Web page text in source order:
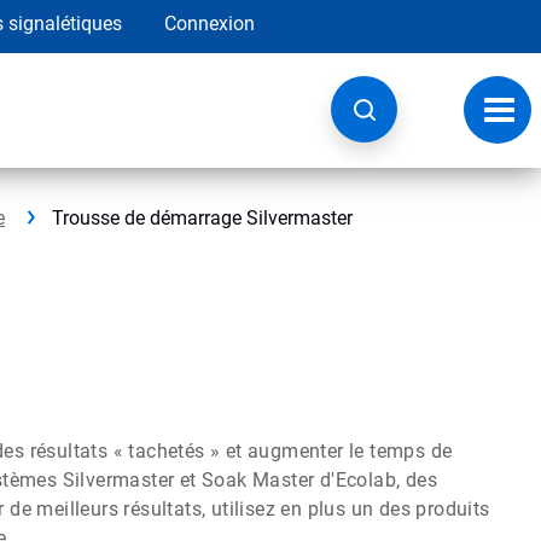
signalétiques Connexion
à
Trousse de démarrage Silvermaster
résultats « tachetés » et augmenter le temps de
Silvermaster et Soak Master d'Ecolab, des
meilleurs résultats, utilisez en plus un des produits